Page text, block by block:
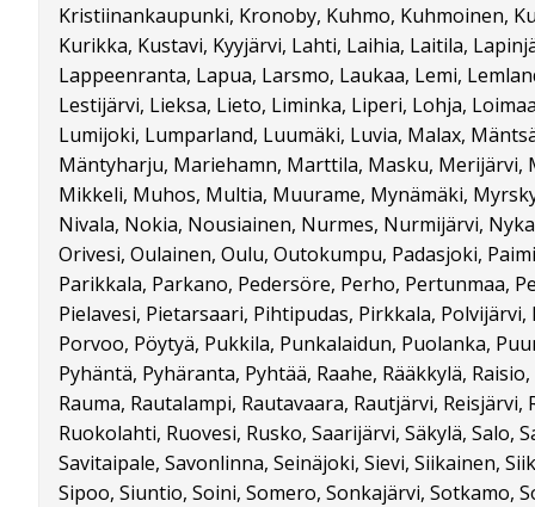
Kristiinankaupunki, Kronoby, Kuhmo, Kuhmoinen,
Kurikka, Kustavi, Kyyjärvi, Lahti, Laihia, Laitila,
Lappeenranta, Lapua, Larsmo, Laukaa, Lemi,
Lestijärvi, Lieksa, Lieto, Liminka, Liperi, Lohja,
Lumijoki, Lumparland, Luumäki, Luvia, Malax,
Mäntyharju, Mariehamn, Marttila, Masku, Merijärvi,
Mikkeli, Muhos, Multia, Muurame, Mynämäki,
Nivala, Nokia, Nousiainen, Nurmes, Nurmijärvi,
Orivesi, Oulainen, Oulu, Outokumpu, Padasjoki,
Parikkala, Parkano, Pedersöre, Perho, Pertunmaa,
Pielavesi, Pietarsaari, Pihtipudas, Pirkkala,
Porvoo, Pöytyä, Pukkila, Punkalaidun, Puolanka,
Pyhäntä, Pyhäranta, Pyhtää, Raahe, Rääkkylä,
Rauma, Rautalampi, Rautavaara, Rautjärvi, Reisjärvi,
Ruokolahti, Ruovesi, Rusko, Saarijärvi, Säkylä, Salo,
Savitaipale, Savonlinna, Seinäjoki, Sievi, Siikainen,
Sipoo, Siuntio, Soini, Somero, Sonkajärvi, Sotkamo,